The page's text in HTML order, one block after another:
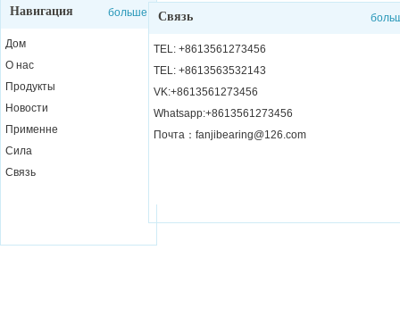
Навигация больше
Дом
О нас
Продукты
Новости
Применне
Сила
Связь
Связь
TEL: +8613561273456
TEL: +8613563532143
VK:+8613561273456
Whatsapp:+8613561273456
Почта：fanjibearing@126.com